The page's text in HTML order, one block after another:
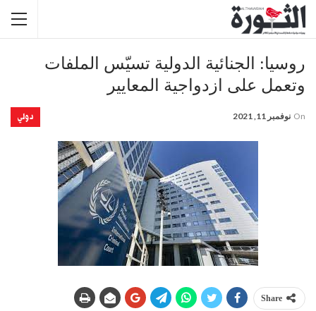
روسيا: الجنائية الدولية تسيّس الملفات
وتعمل على ازدواجية المعايير
دولي On نوفمبر 11, 2021
Share